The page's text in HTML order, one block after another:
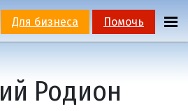
Для бизнеса Помочь
Родион